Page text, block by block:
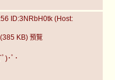
ID:3NRbH0tk (Host:
KB) 預覽
)･ﾟ･